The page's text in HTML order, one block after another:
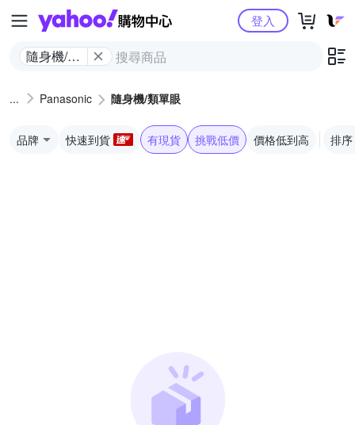
Yahoo購物中心
隨身機/類
登入
Panasonic 隨身機/類單眼
品牌 快速到貨 有現貨 挑戰低價 價格低到高 排序